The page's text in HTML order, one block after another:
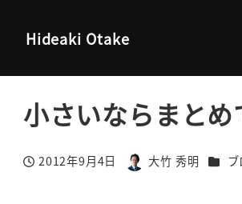
Hideaki Otake
小さいならまとめ
投稿日
2012年9月4日
著
大竹 秀明 カテ